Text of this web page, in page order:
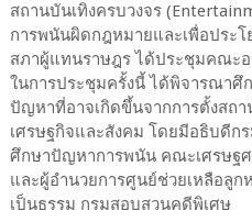
สถานบันเทิงครบวงจร
การพนันผิดกฎหมายและเพื่อประ
สภาผู้แทนราษฎร ได้ประชุมคณะ
ในการประชุมครั้งนี้ ได้พิจารณาศึ
ปัญหาที่อาจเกิดขึ้นจากการตั้งสถา
เศรษฐกิจและสังคม โดยมีอธิบดีก
ศึกษาปัญหาการพนัน คณะเศรษฐ
และผู้อำนวยการศูนย์ช่วยเหลือลู
เป็นธรรม กรมสอบสวนคดีพิเศษ